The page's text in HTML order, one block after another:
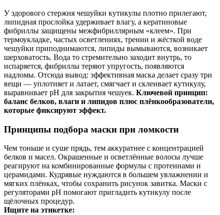
У здорового стержня чешуйки кутикулы плотно прилегают,
липидная прослойка удерживает влагу, а кератиновые
фибриллы защищены межфибриллярным «клеем». При
термоукладке, частых осветлениях, трении и жёсткой воде
чешуйки приподнимаются, липиды вымываются, возникает
шерховатость. Вода то стремительно заходит внутрь, то
испаряется, фибриллы теряют упругость, появляются
надломы. Отсюда вывод: эффективная маска делает сразу три
вещи — уплотняет и латает, смягчает и склеивает кутикулу,
выравнивает pH для закрытия чешуек. Ключевой принцип:
баланс белков, влаги и липидов плюс плёнкообразователи,
которые фиксируют эффект.
Принципы подбора маски при ломкости
Чем тоньше и суше прядь, тем аккуратнее с концентрацией
белков и масел. Окрашенные и осветлённые волосы лучше
реагируют на комбинированные формулы с протеинами и
церамидами. Кудрявые нуждаются в большем увлажнении и
мягких плёнках, чтобы сохранить рисунок завитка. Маски с
регуляторами pH помогают пригладить кутикулу после
щёлочных процедур.
Ищите на этикетке: